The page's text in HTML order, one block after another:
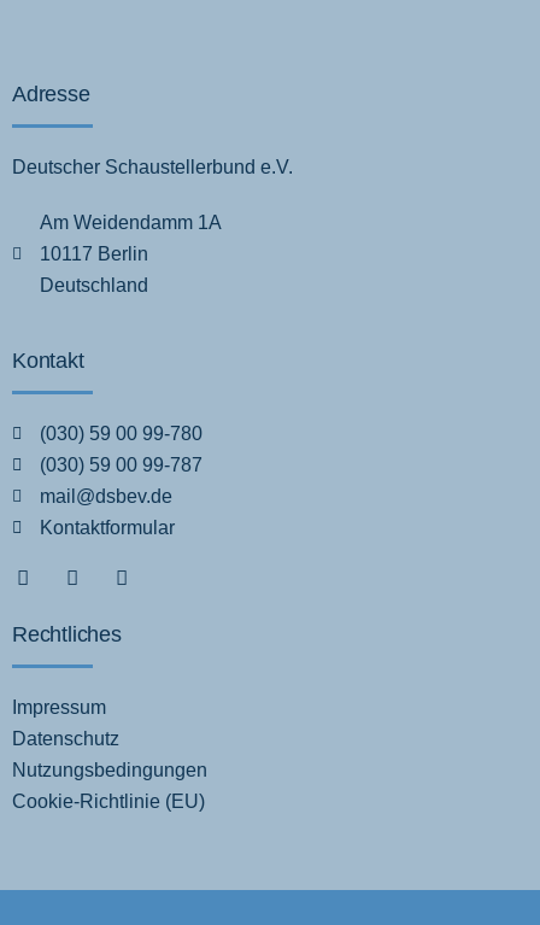
Adresse
Deutscher Schaustellerbund e.V.
Am Weidendamm 1A
10117 Berlin
Deutschland
Kontakt
(030) 59 00 99-780
(030) 59 00 99-787
mail@dsbev.de
Kontaktformular
Rechtliches
Impressum
Datenschutz
Nutzungsbedingungen
Cookie-Richtlinie (EU)